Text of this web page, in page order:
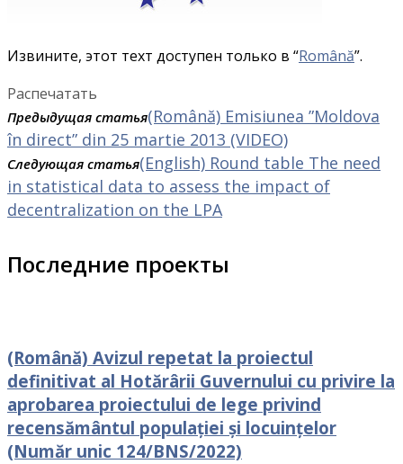
Извините, этот техт доступен только в “Română”.
Распечатать
Предыдущая статья(Română) Emisiunea ”Moldova
în direct” din 25 martie 2013 (VIDEO)
Следующая статья(English) Round table The need
in statistical data to assess the impact of
decentralization on the LPA
Последние проекты
(Română) Avizul repetat la proiectul
definitivat al Hotărârii Guvernului cu privire la
aprobarea proiectului de lege privind
recensământul populației și locuințelor
(Număr unic 124/BNS/2022)